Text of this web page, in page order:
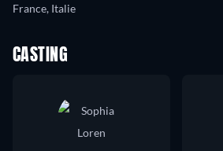
France, Italie
CASTING